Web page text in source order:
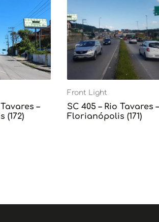
–
(172)
Front Light
SC 405 – Rio Tavares –
Florianópolis (171)